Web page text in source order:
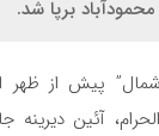
برپا شد.
پیش از ظهر
آئین دیرینه